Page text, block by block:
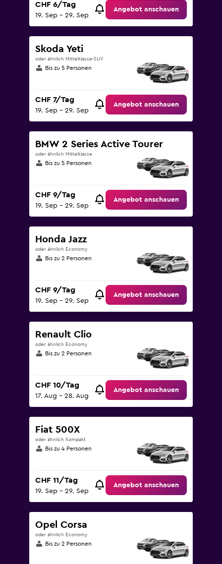
CHF 6/Tag
19. Sep – 29. Sep
Angebot anschauen
Skoda Yeti
oder ähnlich Mittelklasse-SUV
Bis zu 5 Personen
CHF 7/Tag
19. Sep – 29. Sep
Angebot anschauen
BMW 2 Series Active Tourer
oder ähnlich Mittelklasse
Bis zu 5 Personen
CHF 9/Tag
19. Sep – 29. Sep
Angebot anschauen
Honda Jazz
oder ähnlich Economy
Bis zu 2 Personen
CHF 9/Tag
19. Sep – 29. Sep
Angebot anschauen
Renault Clio
oder ähnlich Economy
Bis zu 2 Personen
CHF 10/Tag
17. Aug – 28. Aug
Angebot anschauen
Fiat 500X
oder ähnlich Kompakt
Bis zu 4 Personen
CHF 11/Tag
19. Sep – 29. Sep
Angebot anschauen
Opel Corsa
oder ähnlich Economy
Bis zu 2 Personen